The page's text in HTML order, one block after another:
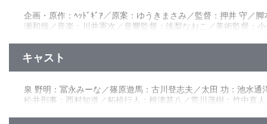
企画・原作：ﾍｯﾄﾞｷﾞｱ／原案：ゆうきまさみ／監督：押井 守／
瀬和哉／音楽：川井憲次／音響監督：浅梨なおこ／美術監督：
キャスト
泉 野明：冨永みーな／篠原遊馬：古川登志夫／太田 功：池水
松井刑事：西村知道／柘植行人：根津甚八／荒川茂樹：竹中直